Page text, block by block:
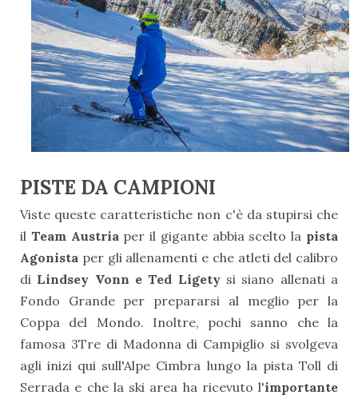
PISTE DA CAMPIONI
Viste queste caratteristiche non c'è da stupirsi che
il Team Austria per il gigante abbia scelto la pista
Agonista per gli allenamenti e che atleti del calibro
di Lindsey Vonn e Ted Ligety si siano allenati a
Fondo Grande per prepararsi al meglio per la
Coppa del Mondo. Inoltre, pochi sanno che la
famosa 3Tre di Madonna di Campiglio si svolgeva
agli inizi qui sull'Alpe Cimbra lungo la pista Toll di
Serrada e che la ski area ha ricevuto l'importante